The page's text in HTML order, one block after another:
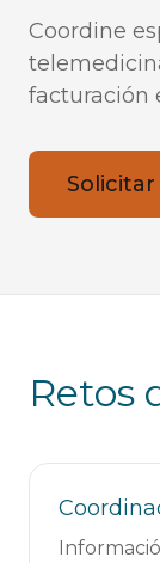
Coordine
facturación
Retos